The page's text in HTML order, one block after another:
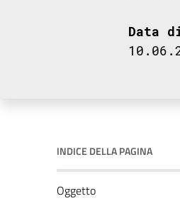
Data
INDICE DELLA PAGINA
Oggetto